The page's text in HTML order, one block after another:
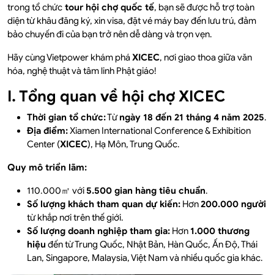
trong tổ chức tour hội chợ quốc tế, bạn sẽ được hỗ trợ toàn
diện từ khâu đăng ký, xin visa, đặt vé máy bay đến lưu trú, đảm
bảo chuyến đi của bạn trở nên dễ dàng và trọn vẹn.
Hãy cùng Vietpower khám pháXICEC, nơi giao thoa giữa văn
hóa, nghệ thuật và tâm linh Phật giáo!
I. Tổng quan về hội chợ XICEC
Thời gian tổ chức:Từngày 18 đến 21 tháng 4 năm 2025.
Địa điểm:Xiamen International Conference & Exhibition
Center (XICEC), Hạ Môn, Trung Quốc.
Quy mô triển lãm:
110.000㎡ với5.500 gian hàng tiêu chuẩn.
Số lượng khách tham quan dự kiến: Hơn200.000 người
từ khắp nơi trên thế giới.
Số lượng doanh nghiệp tham gia: Hơn 1.000 thương
hiệu đến từ Trung Quốc, Nhật Bản, Hàn Quốc, Ấn Độ, Thái
Lan, Singapore, Malaysia, Việt Nam và nhiều quốc gia khác.